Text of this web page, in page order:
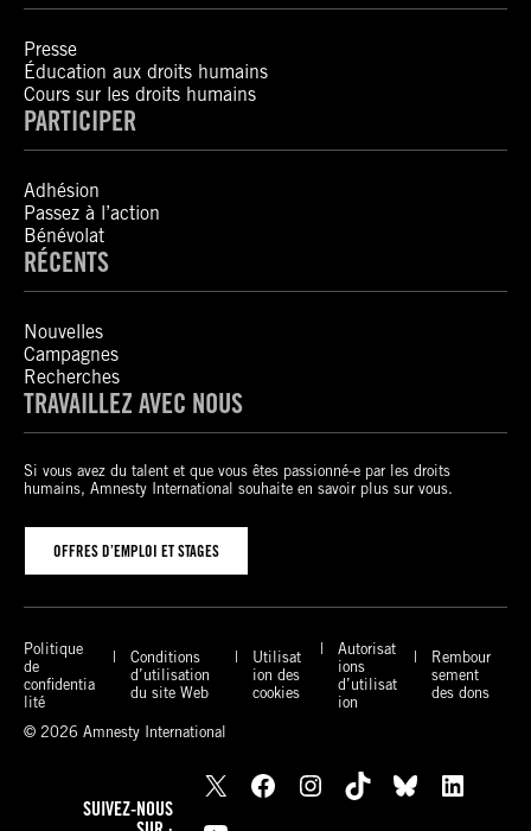
Presse
Éducation aux droits humains
Cours sur les droits humains
PARTICIPER
Adhésion
Passez à l’action
Bénévolat
RÉCENTS
Nouvelles
Campagnes
Recherches
TRAVAILLEZ AVEC NOUS
Si vous avez du talent et que vous êtes passionné-e par les droits
humains, Amnesty International souhaite en savoir plus sur vous.
OFFRES D’EMPLOI ET STAGES
Politique
de
confidentia
lité
Conditions
d’utilisation
du site Web
Utilisat
ion des
cookies
Autorisat
ions
d’utilisat
ion
Rembour
sement
des dons
© 2026 Amnesty International
SUIVEZ-NOUS
X Facebook Instagram TikTok Bluesky
LinkedIn